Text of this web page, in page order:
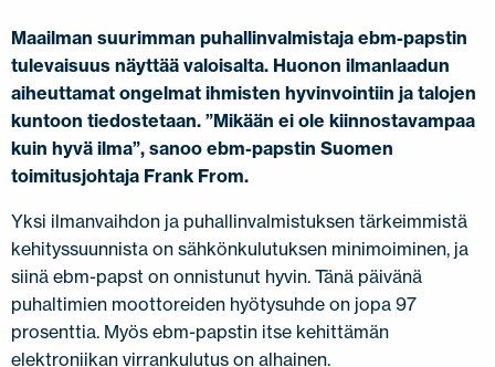
Maailman suurimman puhallinvalmistaja ebm-papstin
tulevaisuus näyttää valoisalta. Huonon ilmanlaadun
aiheuttamat ongelmat ihmisten hyvinvointiin ja talojen
kuntoon tiedostetaan. ”Mikään ei ole kiinnostavampaa
kuin hyvä ilma”, sanoo ebm-papstin Suomen
toimitusjohtaja Frank From.
Yksi ilmanvaihdon ja puhallinvalmistuksen tärkeimmistä
kehityssuunnista on sähkönkulutuksen minimoiminen, ja
siinä ebm-papst on onnistunut hyvin. Tänä päivänä
puhaltimien moottoreiden hyötysuhde on jopa 97
prosenttia. Myös ebm-papstin itse kehittämän
elektroniikan virrankulutus on alhainen.